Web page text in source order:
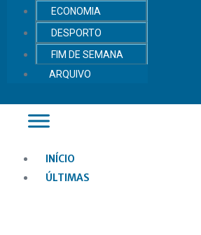
ECONOMIA
DESPORTO
FIM DE SEMANA
ARQUIVO
INÍCIO
ÚLTIMAS